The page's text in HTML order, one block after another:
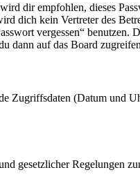
dir empfohlen, dieses
dich kein Vertreter des
vergessen“
dann auf das Board
Zugriffsdaten (Datum und
gesetzlicher Regelungen